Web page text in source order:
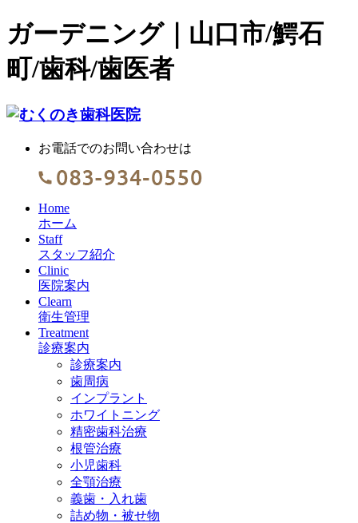
ガーデニング｜山口市/鰐石
町/歯科/歯医者
お電話でのお問い合わせは
Home
ホーム
Staff
スタッフ紹介
Clinic
医院案内
Clearn
衛生管理
Treatment
診療案内
診療案内
歯周病
インプラント
ホワイトニング
精密歯科治療
根管治療
小児歯科
全顎治療
義歯・入れ歯
詰め物・被せ物